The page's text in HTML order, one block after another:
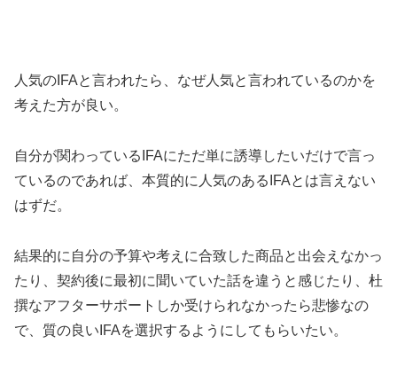
人気のIFAと言われたら、なぜ人気と言われているのかを
考えた方が良い。
自分が関わっているIFAにただ単に誘導したいだけで言っ
ているのであれば、本質的に人気のあるIFAとは言えない
はずだ。
結果的に自分の予算や考えに合致した商品と出会えなかっ
たり、契約後に最初に聞いていた話を違うと感じたり、杜
撰なアフターサポートしか受けられなかったら悲惨なの
で、質の良いIFAを選択するようにしてもらいたい。